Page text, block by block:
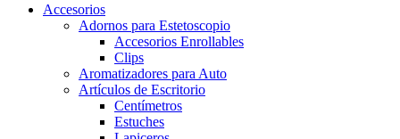
Accesorios
Adornos para Estetoscopio
Accesorios Enrollables
Clips
Aromatizadores para Auto
Artículos de Escritorio
Centímetros
Estuches